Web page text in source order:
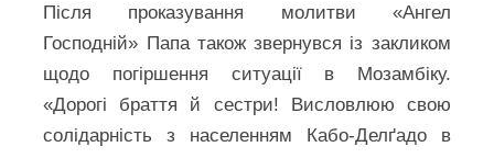
Після проказування молитви «Ангел
Господній» Папа також звернувся із закликом
щодо погіршення ситуації в Мозамбіку.
«Дорогі браття й сестри! Висловлюю свою
солідарність з населенням Кабо-Делґадо в